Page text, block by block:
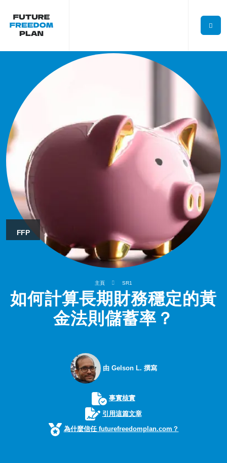
FFP
主頁 SR1
如何計算長期財務穩定的黃
金法則儲蓄率？
由 Gelson L. 撰寫
事實核實
引用這篇文章
為什麼信任 futurefreedomplan.com？